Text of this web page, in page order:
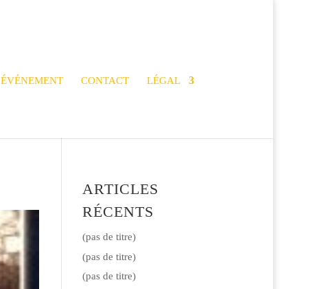
ÉVÉNEMENT CONTACT LÉGAL
ARTICLES
RÉCENTS
(pas de titre)
(pas de titre)
(pas de titre)